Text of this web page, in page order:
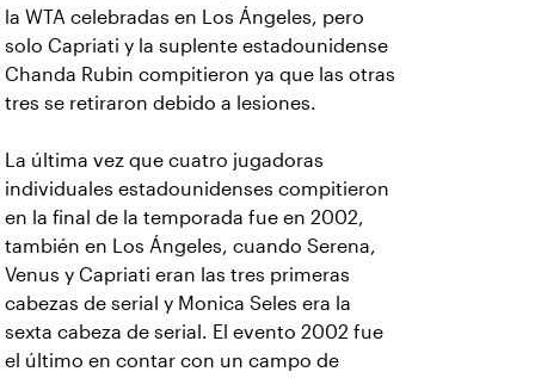
la WTA celebradas en Los Ángeles, pero
solo Capriati y la suplente estadounidense
Chanda Rubin compitieron ya que las otras
tres se retiraron debido a lesiones.
La última vez que cuatro jugadoras
individuales estadounidenses compitieron
en la final de la temporada fue en 2002,
también en Los Ángeles, cuando Serena,
Venus y Capriati eran las tres primeras
cabezas de serial y Monica Seles era la
sexta cabeza de serial. El evento 2002 fue
el último en contar con un campo de